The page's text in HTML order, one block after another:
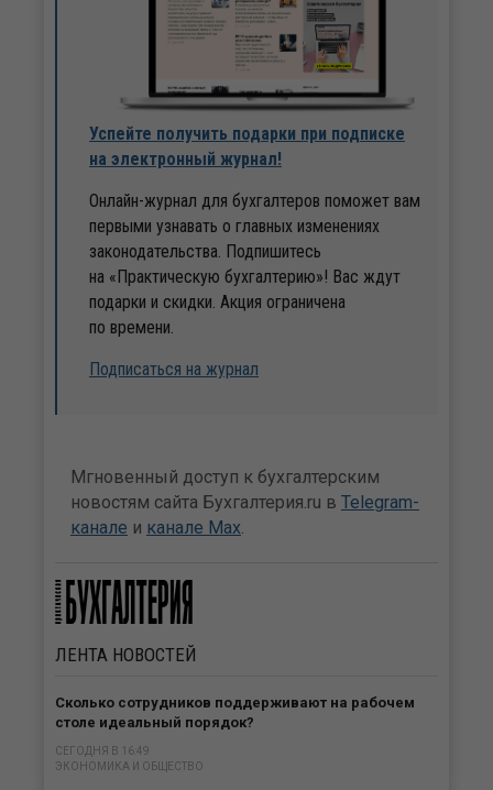
Успейте получить подарки при подписке
на электронный журнал!
Онлайн-журнал для бухгалтеров поможет вам
первыми узнавать о главных изменениях
законодательства. Подпишитесь
на «Практическую бухгалтерию»! Вас ждут
подарки и скидки. Акция ограничена
по времени.
Подписаться на журнал
Мгновенный доступ к бухгалтерским
новостям сайта Бухгалтерия.ru в Telegram-
канале и канале Max
ЛЕНТА НОВОСТЕЙ
Сколько сотрудников поддерживают на рабочем
столе идеальный порядок?
СЕГОДНЯ В 16:49
ЭКОНОМИКА И ОБЩЕСТВО